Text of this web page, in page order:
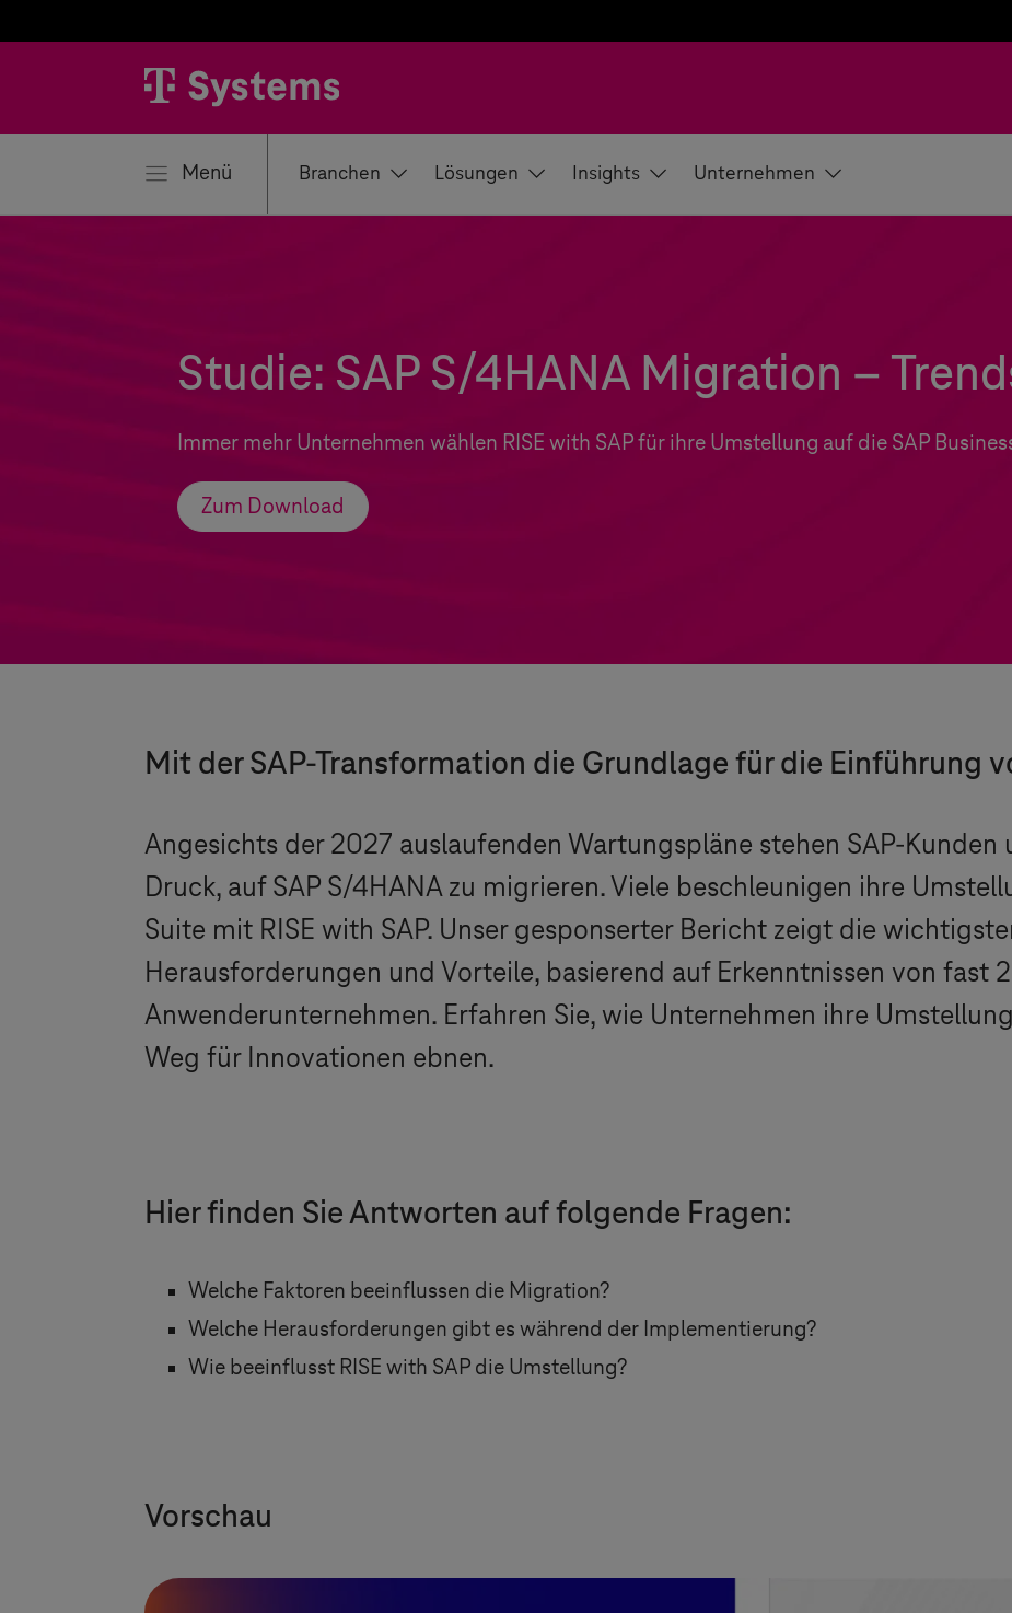
Menü Branchen Lösungen Insights Unternehmen
Studie: SAP S/4HANA Migration –
Immer mehr Unternehmen wählen RISE with SAP für ihre Umstellung auf die SAP
Zum Download
Mit der SAP-Transformation die Grundlage für die Einführung
Angesichts der 2027 auslaufenden Wartungspläne stehen SAP-Kunden
Druck, auf SAP S/4HANA zu migrieren. Viele beschleunigen ihre
Suite mit RISE with SAP. Unser gesponserter Bericht zeigt die
Herausforderungen und Vorteile, basierend auf Erkenntnissen von fast
Anwenderunternehmen. Erfahren Sie, wie Unternehmen ihre
Weg für Innovationen ebnen.
Hier finden Sie Antworten auf folgende Fragen:
Welche Faktoren beeinflussen die Migration?
Welche Herausforderungen gibt es während der Implementierung?
Wie beeinflusst RISE with SAP die Umstellung?
Vorschau